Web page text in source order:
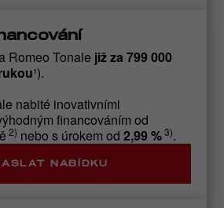
Romeo Tonale již za 799 000
¹).
nabité inovativními
financováním od
2) nebo s úrokem od2,99 %3).
NABÍDKU